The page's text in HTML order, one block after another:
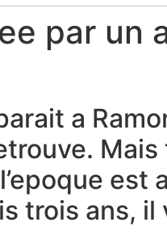
par un
a
trois ans, il